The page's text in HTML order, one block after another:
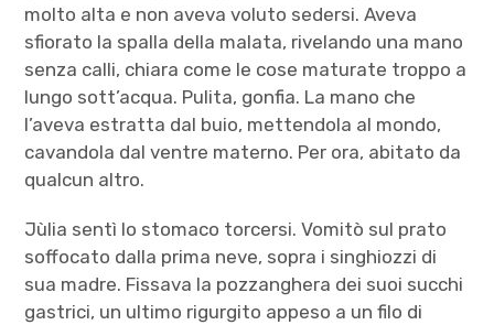
molto alta e non aveva voluto sedersi. Aveva
sfiorato la spalla della malata, rivelando una mano
senza calli, chiara come le cose maturate troppo a
lungo sott’acqua. Pulita, gonfia. La mano che
l’aveva estratta dal buio, mettendola al mondo,
cavandola dal ventre materno. Per ora, abitato da
qualcun altro.
Jùlia sentì lo stomaco torcersi. Vomitò sul prato
soffocato dalla prima neve, sopra i singhiozzi di
sua madre. Fissava la pozzanghera dei suoi succhi
gastrici, un ultimo rigurgito appeso a un filo di